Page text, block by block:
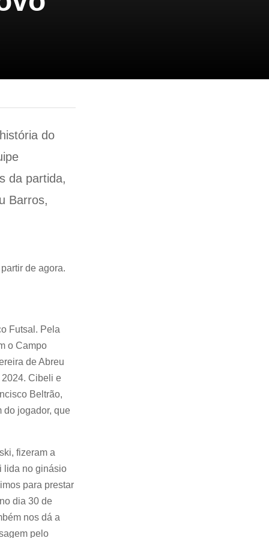
do
da partida,
Barros,
de agora.
Futsal. Pela
o Campo
de Abreu
Cibeli e
Beltrão,
do jogador, que
fizeram a
lida no ginásio
para prestar
dia 30 de
nos dá a
pelo